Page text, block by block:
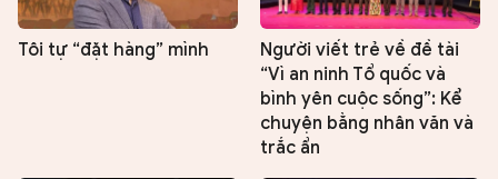
Tôi tự “đặt hàng” mình
Người viết trẻ về đề tài
“Vì an ninh Tổ quốc và
bình yên cuộc sống”: Kể
chuyện bằng nhân văn và
trắc ẩn